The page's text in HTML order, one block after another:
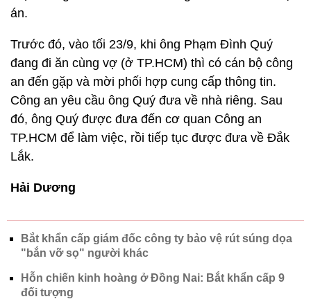
án.
Trước đó, vào tối 23/9, khi ông Phạm Đình Quý
đang đi ăn cùng vợ (ở TP.HCM) thì có cán bộ công
an đến gặp và mời phối hợp cung cấp thông tin.
Công an yêu cầu ông Quý đưa về nhà riêng. Sau
đó, ông Quý được đưa đến cơ quan Công an
TP.HCM để làm việc, rồi tiếp tục được đưa về Đắk
Lắk.
Hải Dương
Bắt khẩn cấp giám đốc công ty bảo vệ rút súng dọa
"bắn vỡ sọ" người khác
Hỗn chiến kinh hoàng ở Đồng Nai: Bắt khẩn cấp 9
đối tượng